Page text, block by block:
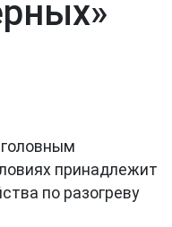
принадлежит
по разогреву